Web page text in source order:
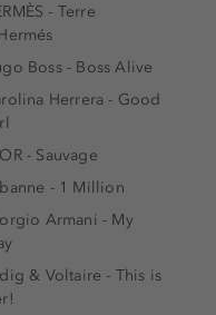
- Terre
Boss - Boss Alive
Herrera - Good
- Sauvage
- 1 Million
Armani - My
& Voltaire - This is